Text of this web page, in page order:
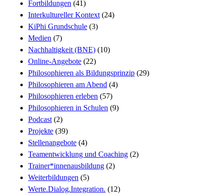
Fortbildungen (41)
Interkultureller Kontext (24)
KiPhi Grundschule (3)
Medien (7)
Nachhaltigkeit (BNE) (10)
Online-Angebote (22)
Philosophieren als Bildungsprinzip (29)
Philosophieren am Abend (4)
Philosophieren erleben (57)
Philosophieren in Schulen (9)
Podcast (2)
Projekte (39)
Stellenangebote (4)
Teamentwicklung und Coaching (2)
Trainer*innenausbildung (2)
Weiterbildungen (5)
Werte.Dialog.Integration. (12)